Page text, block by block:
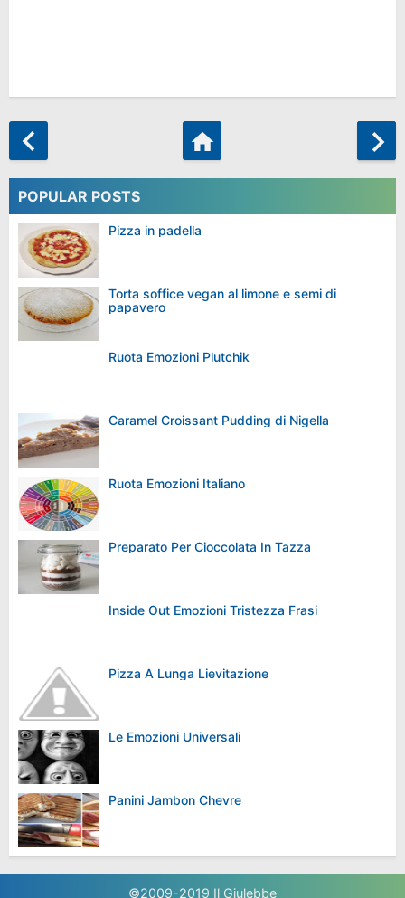
POPULAR POSTS
Pizza in padella
Torta soffice vegan al limone e semi di
papavero
Ruota Emozioni Plutchik
Caramel Croissant Pudding di Nigella
Ruota Emozioni Italiano
Preparato Per Cioccolata In Tazza
Inside Out Emozioni Tristezza Frasi
Pizza A Lunga Lievitazione
Le Emozioni Universali
Panini Jambon Chevre
©2009-2019 Il Giulebbe